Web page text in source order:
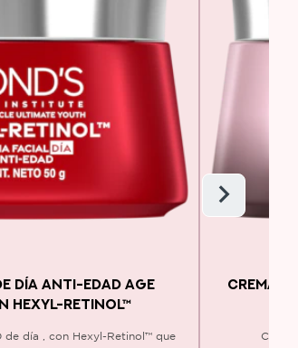
DÍA ANTI-EDAD AGE
HEXYL-RETINOL™
de día , con Hexyl-Retinol™ que
CREMA